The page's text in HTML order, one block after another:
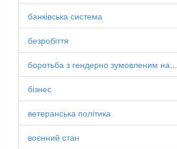
банківська система
безробіття
боротьба з гендерно зумовленим на...
бізнес
ветеранська політика
воєнний стан